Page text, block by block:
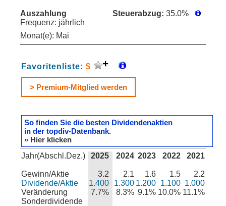
Auszahlung
Frequenz: jährlich
Monat(e): Mai
Steuerabzug: 35.0%
Favoritenliste: $
> Premium-Mitglied werden
So finden Sie die besten Dividendenaktien
in der topdiv-Datenbank.
» Hier klicken
Jahr(Abschl.Dez.)
Gewinn/Aktie
Dividende/Aktie
Veränderung
Sonderdividende
2025
3.2
1.400
7.7%
2024
2.1
1.300
8.3%
2023
1.6
1.200
9.1%
2022
1.5
1.100
10.0%
2021
2.2
1.000
11.1%